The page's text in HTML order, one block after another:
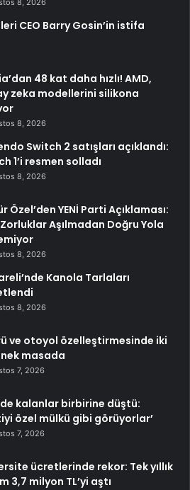
8, 2026
CEO Barry Gosin’in istifa
48 kat daha hızlı! AMD,
zeka modellerini silikona
8, 2026
Switch 2 satışları açıklandı:
1’i resmen solladı
8, 2026
Özel’den YENİ Parti Açıklaması:
Zorluklar Aşılmadan Doğru Yola
8, 2026
Kanola Tarlaları
8, 2026
ve otoyol özelleştirmesinde iki
masada
7, 2026
kalanlar birbirine düştü:
özel mülkü gibi görüyorlar’
7, 2026
ücretlerinde rekor: Tek yıllık
3,7 milyon TL’yi aştı